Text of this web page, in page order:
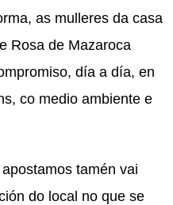
as mulleres da casa
Rosa de Mazaroca
día a día, en
co medio ambiente e
tamén vai
do local no que se